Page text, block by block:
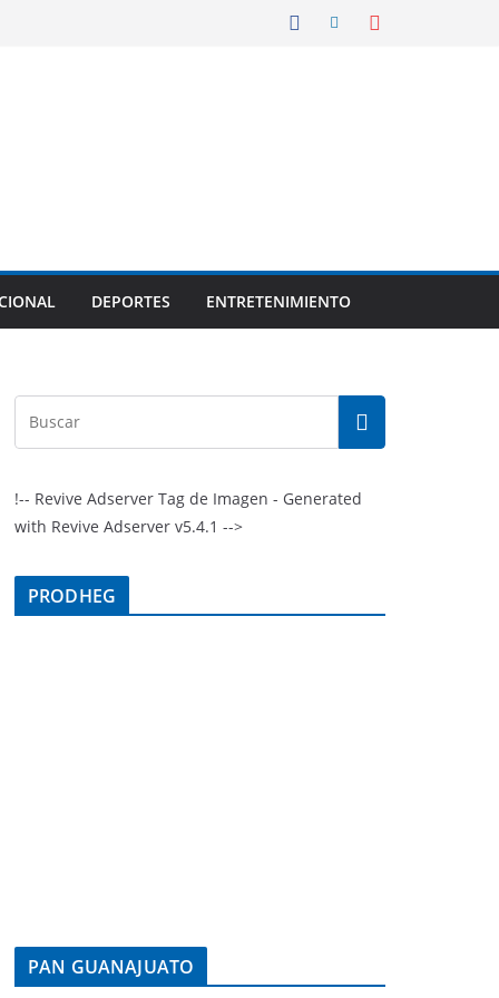
DEPORTES ENTRETENIMIENTO
!-- Revive Adserver Tag de Imagen - Generated
with Revive Adserver v5.4.1 -->
PRODHEG
PAN GUANAJUATO